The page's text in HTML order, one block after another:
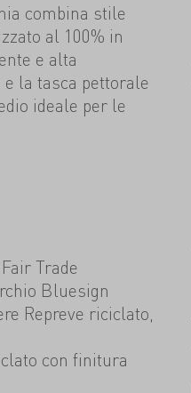
combina stile
al 100% in
e alta
la tasca pettorale
ideale per le
Trade
Bluesign
Repreve riciclato,
con finitura